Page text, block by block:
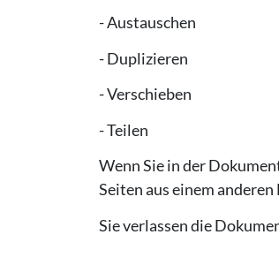
- Austauschen
- Duplizieren
- Verschieben
- Teilen
Wenn Sie in der
Seiten aus einem
Sie verlassen die